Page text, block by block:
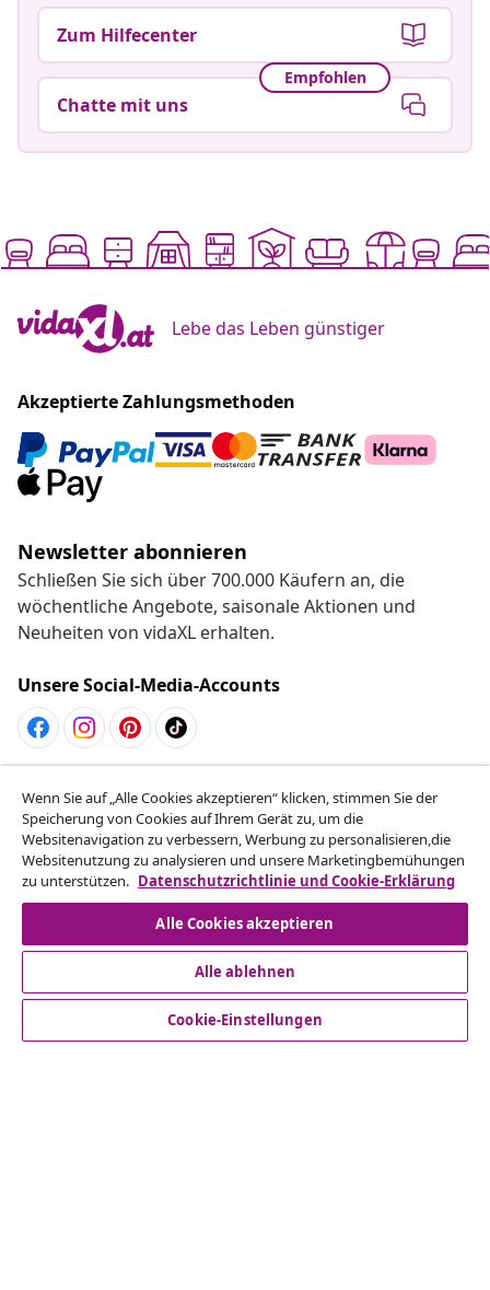
Zum Hilfecenter
Empfohlen
Chatte mit uns
Lebe das Leben günstiger
Akzeptierte Zahlungsmethoden
Newsletter abonnieren
Schließen Sie sich über 700.000 Käufern an, die
wöchentliche Angebote, saisonale Aktionen und
Neuheiten von vidaXL erhalten.
Unsere Social-Media-Accounts
Vom Vertrag zurücktreten
Reiche einen Widerrufsantrag für deine Bestellung
ein.
Vom Vertrag zurücktreten
Kundenservice
Wenn Sie auf „Alle Cookies akzeptieren“ klicken, stimmen Sie der
Speicherung von Cookies auf Ihrem Gerät zu, um die
Websitenavigation zu verbessern, Werbung zu personalisieren,die
Websitenutzung zu analysieren und unsere Marketingbemühungen
zu unterstützen. Datenschutzrichtlinie und Cookie-Erklärung
Alle Cookies akzeptieren
Alle ablehnen
Cookie-Einstellungen